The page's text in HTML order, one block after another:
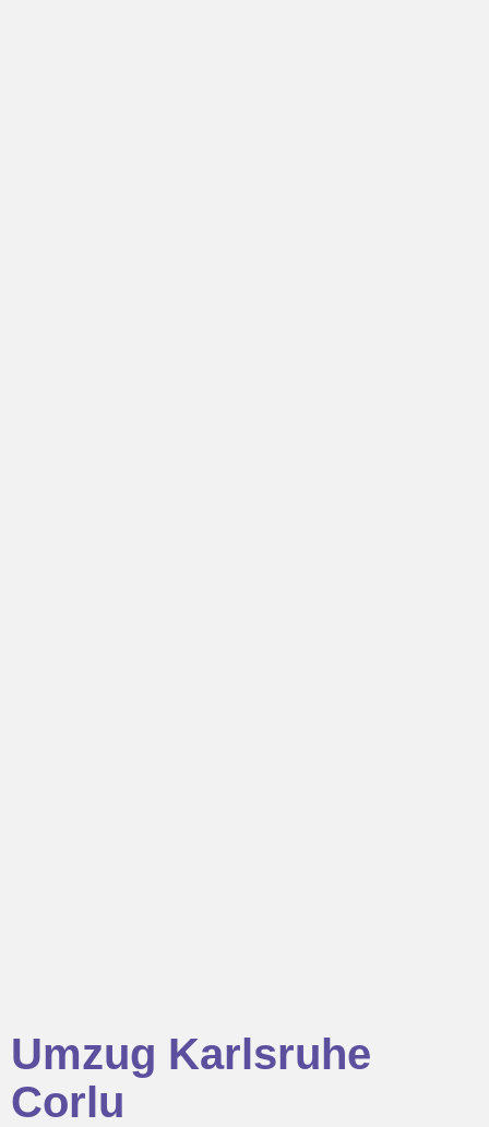
Umzug Karlsruhe
Corlu